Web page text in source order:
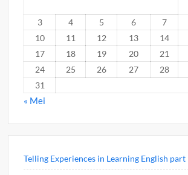
3
4 5 6 7
10
11 12 13 14
17
18 19 20 21
24
25 26 27 28
31
« Mei
Telling Experiences in Learning English part